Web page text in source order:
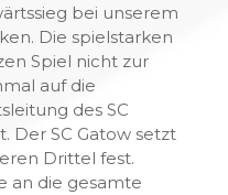
bei unserem
Die spielstarken
Spiel nicht zur
auf die
des SC
Der SC Gatow setzt
Drittel fest.
an die gesamte